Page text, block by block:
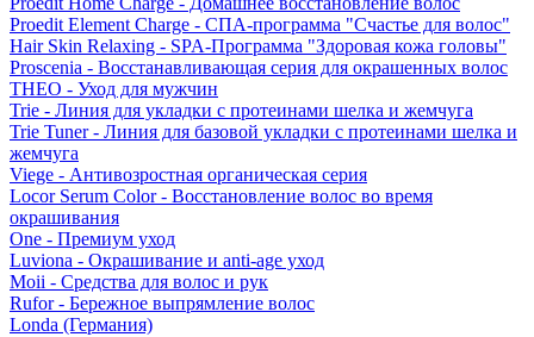
Proedit Element Charge - СПА-программа "Счастье для волос"
Hair Skin Relaxing - SPA-Программа "Здоровая кожа головы"
Proscenia - Восстанавливающая серия для окрашенных волос
THEO - Уход для мужчин
Trie - Линия для укладки с протеинами шелка и жемчуга
Trie Tuner - Линия для базовой укладки с протеинами шелка и
жемчуга
Viege - Антивозростная органическая серия
Locor Serum Color - Восстановление волос во время
окрашивания
One - Премиум уход
Luviona - Окрашивание и anti-age уход
Moii - Средства для волос и рук
Rufor - Бережное выпрямление волос
Londa (Германия)